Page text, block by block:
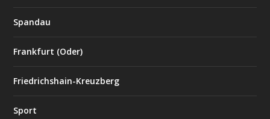
Spandau
Frankfurt (Oder)
Friedrichshain-Kreuzberg
Sport